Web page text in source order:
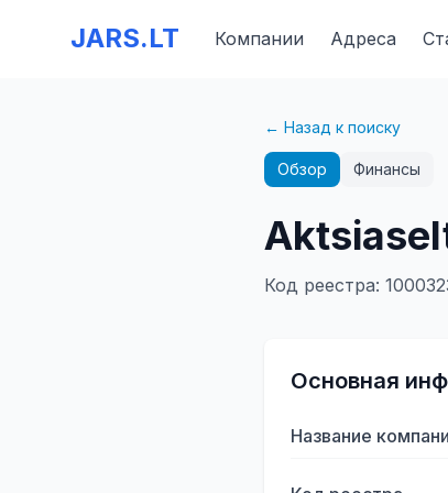
JARS.LT Компании Адреса
← Назад к поиску
Обзор Финансы
Код реестра:
Основная
Название